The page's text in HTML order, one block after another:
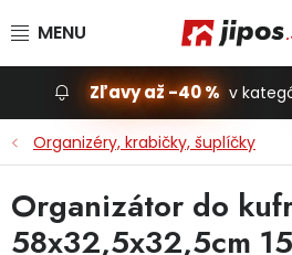
Slevoakce
Stavba, dom
Dielňa
Zľavy až -40 % v
Organizéry, krabičky, šuplíčky
Organizátor do
58x32,5x32,5cm